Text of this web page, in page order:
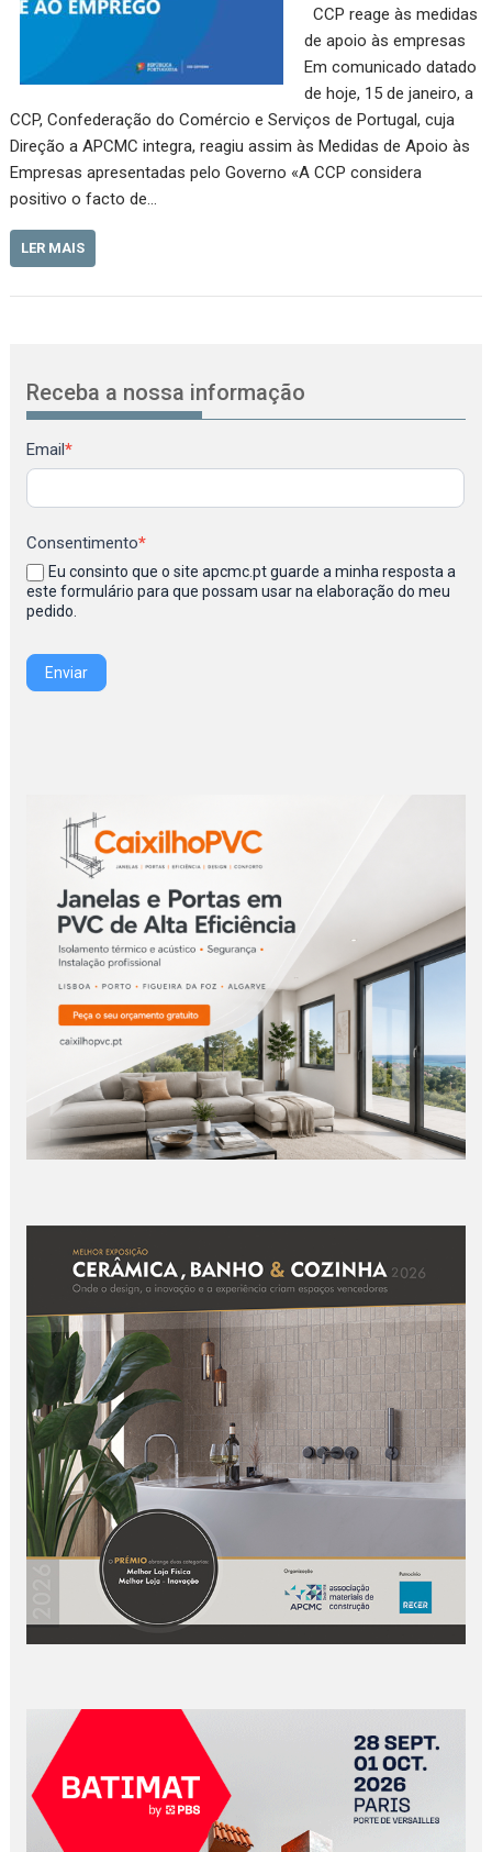
CCP reage às medidas
de apoio às empresas
Em comunicado datado
de hoje, 15 de janeiro, a
CCP, Confederação do Comércio e Serviços de Portugal, cuja
Direção a APCMC integra, reagiu assim às Medidas de Apoio às
Empresas apresentadas pelo Governo «A CCP considera
positivo o facto de…
LER MAIS
Receba a nossa informação
Newsletter
Email*
Consentimento*
Eu consinto que o site apcmc.pt guarde a minha resposta a
este formulário para que possam usar na elaboração do meu
pedido.
Enviar